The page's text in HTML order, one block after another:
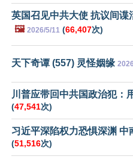
英国召见中共大使 抗议间谍
🖼️ 2026/5/11 (66,407次)
天下奇谭 (557) 灵怪姻缘
川普应带回中共国政治犯：
(47,541次)
习近平深陷权力恐惧深渊 中
(51,516次)